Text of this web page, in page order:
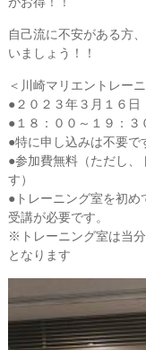
自己流に不安がある方
いましょう！！
＜川崎マリエントレー
●２０２３年３月１６日
●１８：００～１９：３
●特に申し込みは不要で
●参加費無料（ただし
す）
●トレーニング室を初
受講が必要です。
※トレーニング室は当
となります